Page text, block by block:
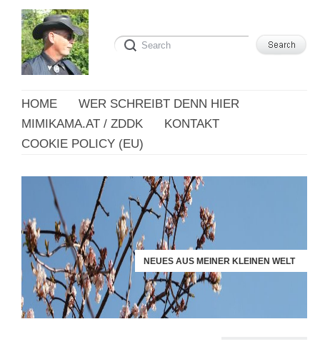
HOME
WER SCHREIBT DENN HIER
MIMIKAMA.AT / ZDDK
KONTAKT
COOKIE POLICY (EU)
NEUES AUS MEINER KLEINEN WELT